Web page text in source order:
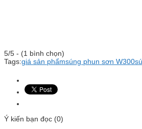
5/5 - (1 bình chọn)
Tags:giá sản phẩmsúng phun sơn W300
Ý kiến bạn đọc (0)